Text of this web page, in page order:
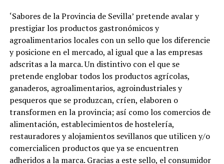
‘Sabores de la Provincia de Sevilla’ pretende avalar y
prestigiar los productos gastronómicos y
agroalimentarios locales con un sello que los diferencie
y posicione en el mercado, al igual que a las empresas
adscritas a la marca. Un distintivo con el que se
pretende englobar todos los productos agrícolas,
ganaderos, agroalimentarios, agroindustriales y
pesqueros que se produzcan, críen, elaboren o
transformen en la provincia; así como los comercios de
alimentación, establecimientos de hostelería,
restauradores y alojamientos sevillanos que utilicen y/o
comercialicen productos que ya se encuentren
adheridos a la marca. Gracias a este sello, el consumidor